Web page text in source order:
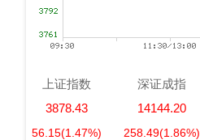
上证指数
3878.43
56.15(1.47%)
深证成指
14144.20
258.49(1.86%)